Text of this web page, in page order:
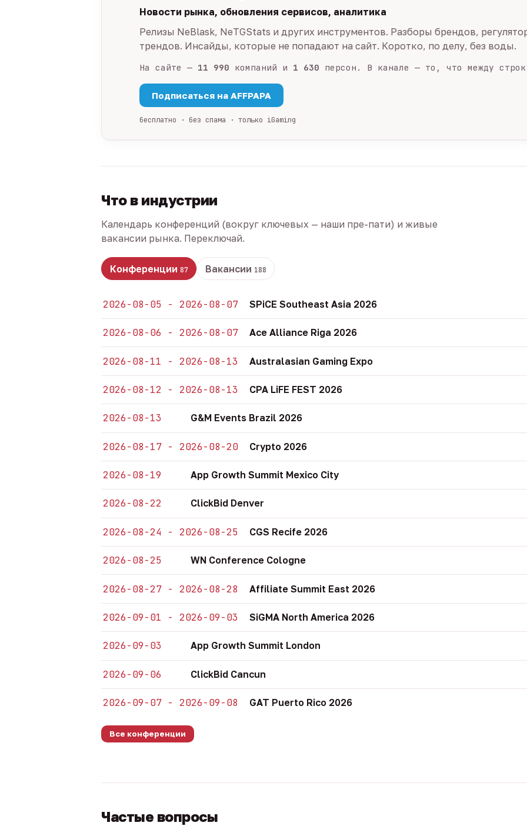
Новости рынка, обновления сервисов, аналитика
Релизы NeBlask, NeTGStats и других инструментов. Разборы брендов,
трендов. Инсайды, которые не попадают на сайт. Коротко, по делу, без воды.
На сайте — 11 990 компаний и 1 630 персон. В канале — то, что между
Подписаться на AFFPAPA
бесплатно · без спама · только iGaming
Что в индустрии
Календарь конференций (вокруг ключевых — наши пре-пати) и живые
вакансии рынка. Переключай.
Конференции 87 Вакансии 188
2026-08-05 - 2026-08-07 SPiCE Southeast Asia 2026
2026-08-06 - 2026-08-07 Ace Alliance Riga 2026
2026-08-11 - 2026-08-13 Australasian Gaming Expo
2026-08-12 - 2026-08-13 CPA LiFE FEST 2026
2026-08-13 G&M Events Brazil 2026
2026-08-17 - 2026-08-20 Crypto 2026
2026-08-19 App Growth Summit Mexico City
2026-08-22 ClickBid Denver
2026-08-24 - 2026-08-25 CGS Recife 2026
2026-08-25 WN Conference Cologne
2026-08-27 - 2026-08-28 Affiliate Summit East 2026
2026-09-01 - 2026-09-03 SiGMA North America 2026
2026-09-03 App Growth Summit London
2026-09-06 ClickBid Cancun
2026-09-07 - 2026-09-08 GAT Puerto Rico 2026
Все конференции
Частые вопросы